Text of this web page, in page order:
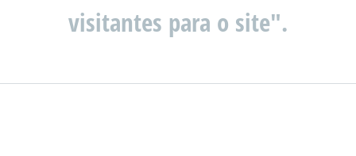
visitantes para o site".